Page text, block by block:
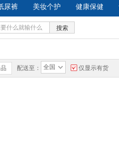
尿裤 美妆个护 健康保健
搜索
配送至： 全国 仅显示有货